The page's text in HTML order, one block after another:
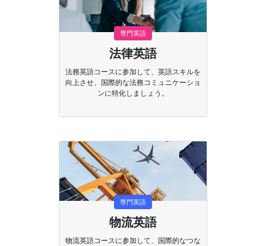
専門英語
法律英語
法務英語コースに参加して、英語スキルを
向上させ、国際的な法務コミュニケーショ
ンに特化しましょう。
専門英語
物流英語
物流英語コースに参加して、国際的なつな